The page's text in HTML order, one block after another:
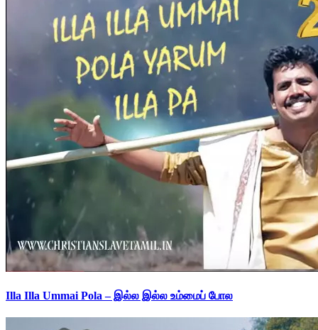
Illa Illa Ummai Pola – இல்ல இல்ல உம்மைப் போல